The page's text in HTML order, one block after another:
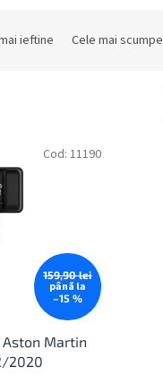
ieftine Cele mai scumpe
159,90 lei
până la
–15 %
Aston Martin
2020
Cod: 11190